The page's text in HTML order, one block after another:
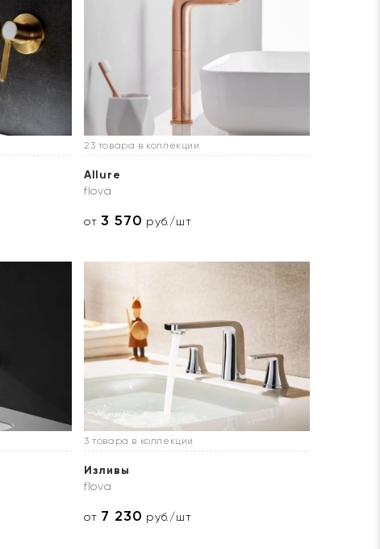
23 товара в коллекции
Allure
flova
от3 570 руб./шт
3 товара в коллекции
Изливы
flova
от 7 230 руб./шт